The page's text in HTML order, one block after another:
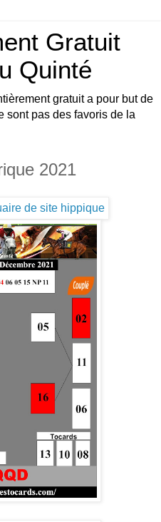
Gratuit
Quinté
gratuit a pour but de
sont pas des favoris de la
2021